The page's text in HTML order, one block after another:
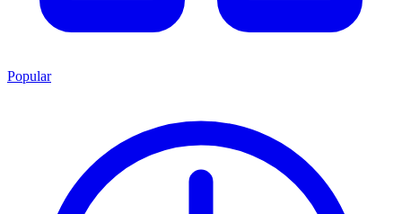
Popular